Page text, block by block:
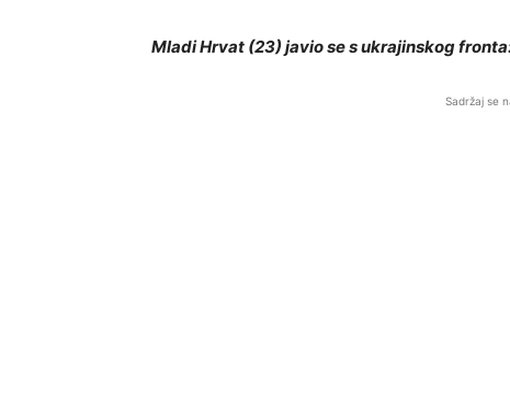
Mladi Hrvat (23) javio se s ukrajinskog
Sadržaj se